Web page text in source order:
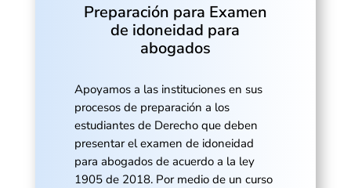
Preparación para Examen
de idoneidad para
abogados
Apoyamos a las instituciones en sus
procesos de preparación a los
estudiantes de Derecho que deben
presentar el examen de idoneidad
para abogados de acuerdo a la ley
1905 de 2018. Por medio de un curso